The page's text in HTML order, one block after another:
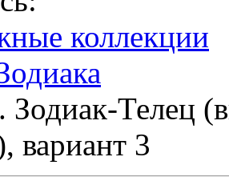
коллекции
Телец
вариант 3